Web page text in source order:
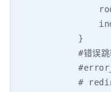
            }
#错误跳
#